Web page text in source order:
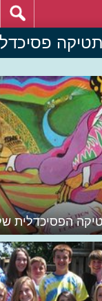
הפסיכדלית